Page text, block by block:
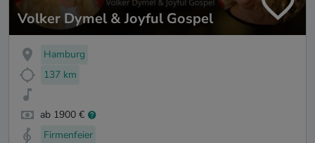
Volker Dymel & Joyful Gospel
Hamburg
137 km
ab 1900 €
Firmenfeier